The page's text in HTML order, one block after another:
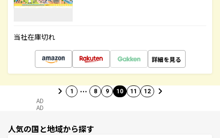
当社在庫切れ
詳細を見る
1 … 8 9 10 11 12
AD
AD
人気の国と地域から探す